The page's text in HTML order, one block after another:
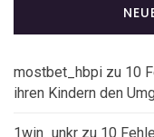
mostbet_hbpi zu 10
ihren Kindern den
1win_unkr zu 10